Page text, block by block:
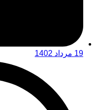
19 مرداد 1402